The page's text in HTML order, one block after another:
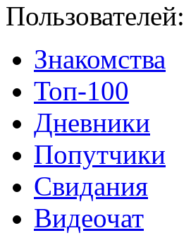
Пользователей:
Знакомства
Топ-100
Дневники
Попутчики
Свидания
Видеочат